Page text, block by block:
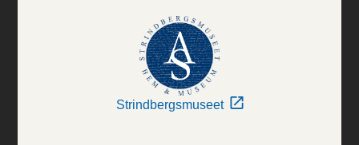
Strindbergsmuseet